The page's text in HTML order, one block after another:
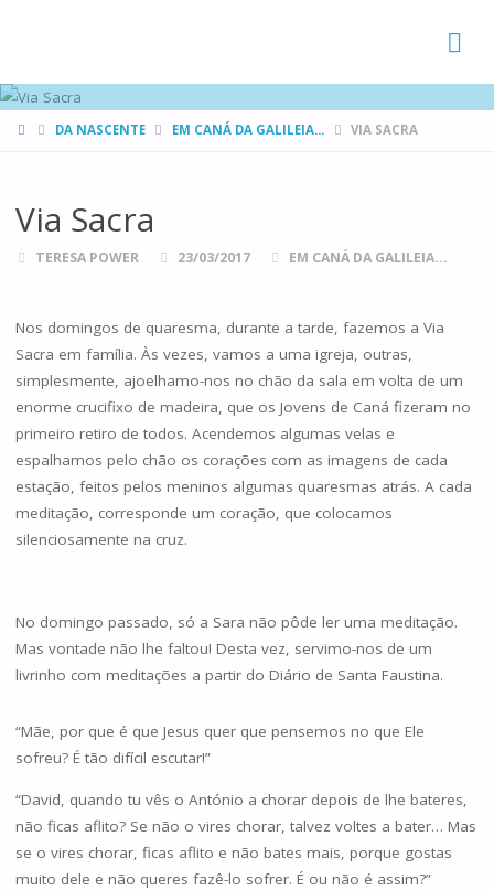
HOMEDA NASCENTE EM CANÁ DA GALILEIA... VIA SACRA
Via Sacra
TERESA POWER 23/03/2017 EM CANÁ DA GALILEIA...
Nos domingos de quaresma, durante a tarde, fazemos a Via
Sacra em família. Às vezes, vamos a uma igreja, outras,
simplesmente, ajoelhamo-nos no chão da sala em volta de um
enorme crucifixo de madeira, que os Jovens de Caná fizeram no
primeiro retiro de todos. Acendemos algumas velas e
espalhamos pelo chão os corações com as imagens de cada
estação, feitos pelos meninos algumas quaresmas atrás. A cada
meditação, corresponde um coração, que colocamos
silenciosamente na cruz.
No domingo passado, só a Sara não pôde ler uma meditação.
Mas vontade não lhe faltou! Desta vez, servimo-nos de um
livrinho com meditações a partir do Diário de Santa Faustina.
“Mãe, por que é que Jesus quer que pensemos no que Ele
sofreu? É tão difícil escutar!”
“David, quando tu vês o António a chorar depois de lhe bateres,
não ficas aflito? Se não o vires chorar, talvez voltes a bater… Mas
se o vires chorar, ficas aflito e não bates mais, porque gostas
muito dele e não queres fazê-lo sofrer. É ou não é assim?”